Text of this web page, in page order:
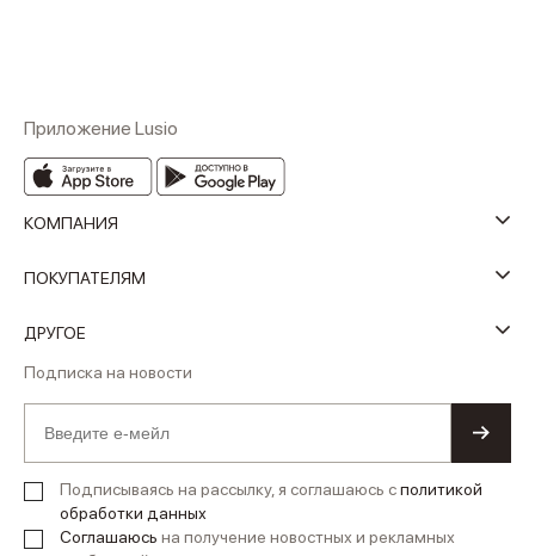
Приложение Lusio
КОМПАНИЯ
ПОКУПАТЕЛЯМ
ДРУГОЕ
Подписка на новости
Подписываясь на рассылку, я соглашаюсь сполитикой
обработки данных
Соглашаюсь на получение новостных и рекламных